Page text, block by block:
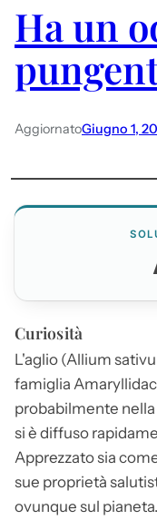
Ha un
AggiornatoGiugno 1,
Curiosità
L'aglio (Allium
famiglia
probabilmente
si è diffuso
Apprezzato sia
sue proprietà
ovunque sul pianeta.